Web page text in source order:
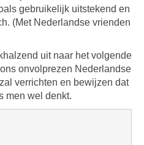
gebruikelijk uitstekend en
(Met Nederlandse vrienden
uit naar het volgende
onvolprezen Nederlandse
verrichten en bewijzen dat
men wel denkt.